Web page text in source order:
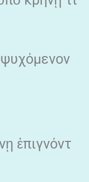
ἐπιγνόντ